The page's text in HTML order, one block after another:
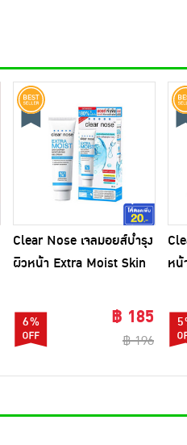
Clear Nose เจลมอยส์บำรุง
ผิวหน้า Extra Moist Skin
Cream 40 มล.
6% ฿ 185
฿ 196
หน้
(แ